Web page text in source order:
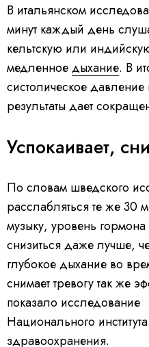
В итальянском
минут каждый день
кельтскую или
медленноедыхание. В
систолическое давление
результаты дает
Успокаивает,
По словам шведского
расслабляться те же
музыку, уровень
снизиться даже лучше,
глубокое дыхание во
снимает тревогу так же
показало исследование
Национального
здравоохранения.